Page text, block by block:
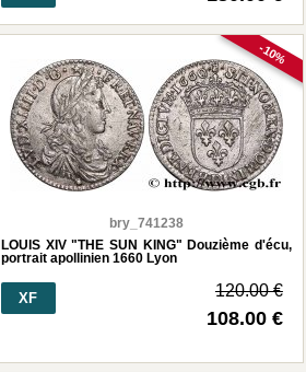
-10%
bry_741238
LOUIS XIV "THE SUN KING" Douzième d'écu,
portrait apollinien 1660 Lyon
XF 120.00 €
108.00 €